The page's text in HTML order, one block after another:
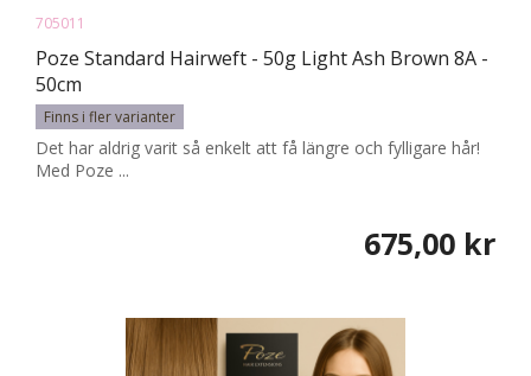
705011
Poze Standard Hairweft - 50g Light Ash Brown 8A -
50cm
Finns i fler varianter
Det har aldrig varit så enkelt att få längre och fylligare hår!
Med Poze ...
675,00 kr